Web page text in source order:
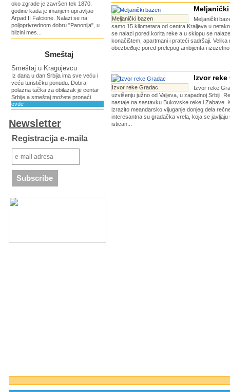
oko zgrade je završen tek 1870.
godine kada je imanjem upravljao
Arpad II Falcione. Nalazi se na
poljoprivrednom dobru "Panonija", u
blizini mes...
Smeštaj
Smeštaj u Kragujevcu
Iz dana u dan Srbija ima sve veću i
veću turističku ponudu. Dobra
polazna tačka za obilazak je centar
Srbije a smeštaj možete pronaći
ovde
Newsletter
Registracija e-maila
Meljanički bazen
Meljanički
samo 15 kilometara od centra Kraljeva u
se nalazi pored korita reke a u sklopu se
konačištem, apartmani i prateći sadršaji. Velika
obezbeđuje pored prelepog ambijenta i
Izvor reke Gradac
Izvor reke
Izvor reke
uzvišenju južno od Valjeva, u zapadnoj Srbiji.
nastaje na sastavku Bukovske reke i Zabave.
izrazito meandarsko vijuganje donjeg dela
interesantna su gradačka vrela, koja se javljaju
istican...